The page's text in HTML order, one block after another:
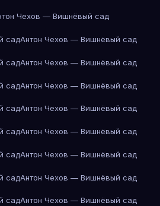
Чехов — Вишнёвый сад
садАнтон Чехов — Вишнёвый сад
садАнтон Чехов — Вишнёвый сад
садАнтон Чехов — Вишнёвый сад
садАнтон Чехов — Вишнёвый сад
садАнтон Чехов — Вишнёвый сад
садАнтон Чехов — Вишнёвый сад
садАнтон Чехов — Вишнёвый сад
садАнтон Чехов — Вишнёвый сад